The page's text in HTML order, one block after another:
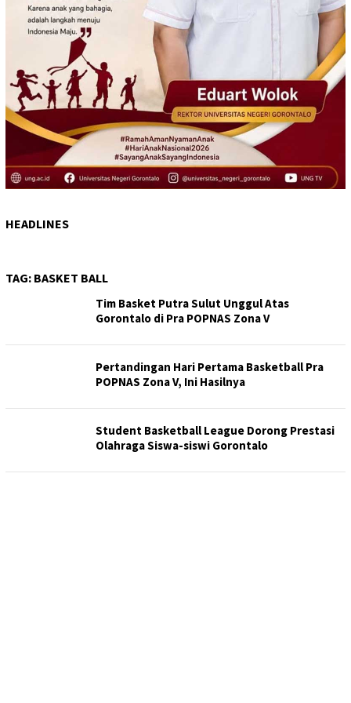
HEADLINES
TAG: BASKET BALL
Tim Basket Putra Sulut Unggul Atas
Gorontalo di Pra POPNAS Zona V
Pertandingan Hari Pertama Basketball Pra
POPNAS Zona V, Ini Hasilnya
Student Basketball League Dorong Prestasi
Olahraga Siswa-siswi Gorontalo